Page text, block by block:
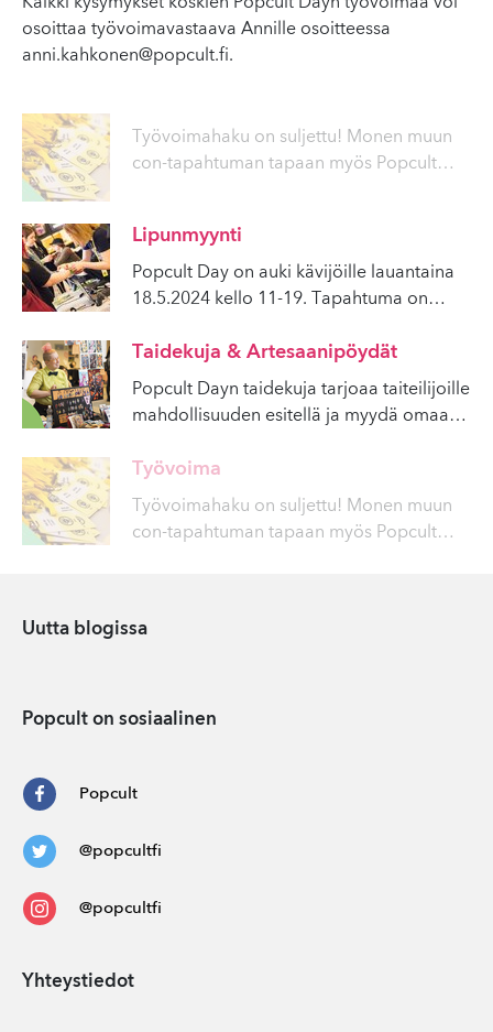
osoittaa työvoimavastaava Annille osoitteessa
anni.kahkonen@popcult.fi.
Työvoimahaku on suljettu! Monen muun
con-tapahtuman tapaan myös Popcult…
Lipunmyynti
Popcult Day on auki kävijöille lauantaina
18.5.2024 kello 11-19. Tapahtuma on…
Taidekuja & Artesaanipöydät
Popcult Dayn taidekuja tarjoaa taiteilijoille
mahdollisuuden esitellä ja myydä omaa…
Työvoima
Työvoimahaku on suljettu! Monen muun
con-tapahtuman tapaan myös Popcult…
Uutta blogissa
Popcult on sosiaalinen
Popcult
@popcultfi
@popcultfi
Yhteystiedot